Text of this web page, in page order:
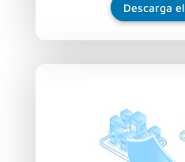
Descarga